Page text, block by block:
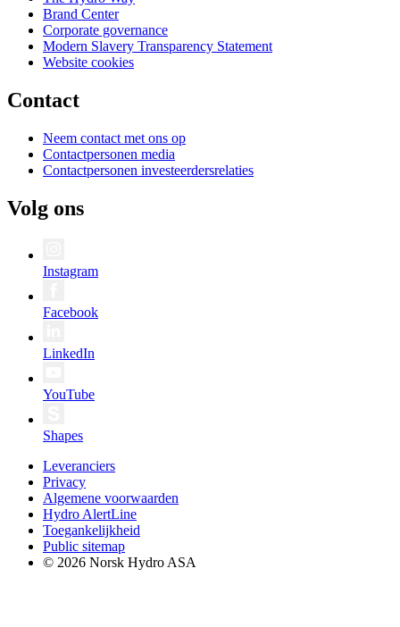
Brand Center
Corporate governance
Modern Slavery Transparency Statement
Website cookies
Contact
Neem contact met ons op
Contactpersonen media
Contactpersonen investeerdersrelaties
Volg ons
Instagram
Facebook
LinkedIn
YouTube
Shapes
Leveranciers
Privacy
Algemene voorwaarden
Hydro AlertLine
Toegankelijkheid
Public sitemap
© 2026 Norsk Hydro ASA